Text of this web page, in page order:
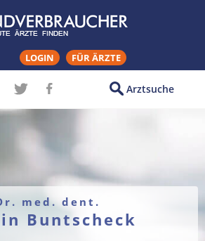
LOGIN FÜR ÄRZTE
Arztsuche
med. dent.
Buntscheck